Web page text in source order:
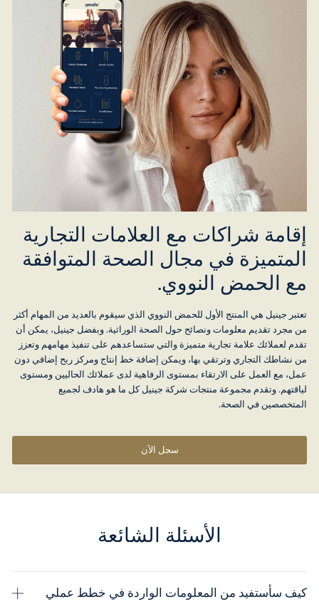
إقامة شراكات مع العلامات التجارية
المتميزة في مجال الصحة المتوافقة
مع الحمض النووي.
تعتبر جينيل هي المنتج الأول للحمض النووي الذي سيقوم بالعديد من المهام أكثر
من مجرد تقديم معلومات ونصائح حول الصحة الوراثية. وبفضل جينيل، يمكن أن
تقدم لعملائك علامة تجارية متميزة والتي ستساعدهم على تنفيذ مهامهم وتعزز
من نشاطك التجاري وترتقي بها، ويمكن إضافة خط إنتاج ومركز ربح إضافي دون
عمل، مع العمل على الارتقاء بمستوى الرفاهية لدى عملائك الحاليين ومستوى
لياقتهم. وتقدم مجموعة منتجات شركة جينيل كل ما هو هادف لجميع
المتخصصين في الصحة.
سجل الآن
الأسئلة الشائعة
كيف سأستفيد من المعلومات الواردة في خطط عملي